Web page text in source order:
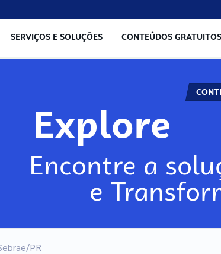
SERVIÇOS E SOLUÇÕES CONTEÚDOS GRATUITOS
Explore
Encontre a
e